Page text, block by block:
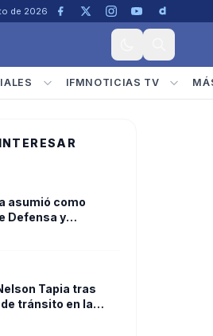
de 2026
IFMNOTICIAS TV
asumió como
Defensa y
la
Tapia tras
tránsito en la
Chile